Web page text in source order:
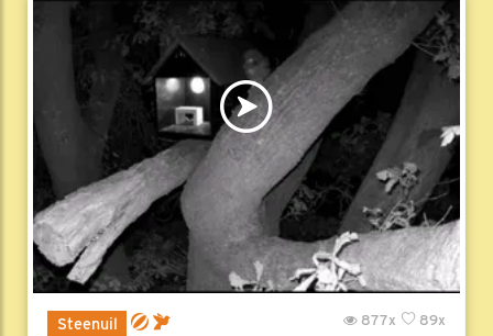
Steenuil 89x
877x